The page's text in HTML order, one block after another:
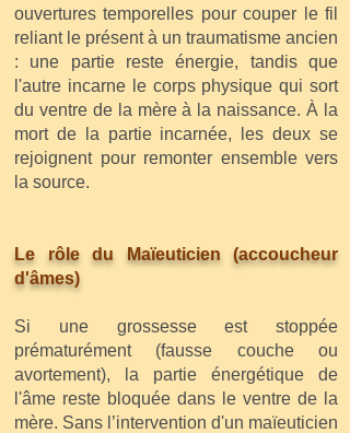
ouvertures temporelles pour couper le fil
reliant le présent à un traumatisme ancien
: une partie reste énergie, tandis que
l'autre incarne le corps physique qui sort
du ventre de la mère à la naissance. À la
mort de la partie incarnée, les deux se
rejoignent pour remonter ensemble vers
la source.
Le rôle du Maïeuticien (accoucheur
d'âmes)
Si une grossesse est stoppée
prématurément (fausse couche ou
avortement), la partie énergétique de
l'âme reste bloquée dans le ventre de la
mère. Sans l’intervention d'un maïeuticien